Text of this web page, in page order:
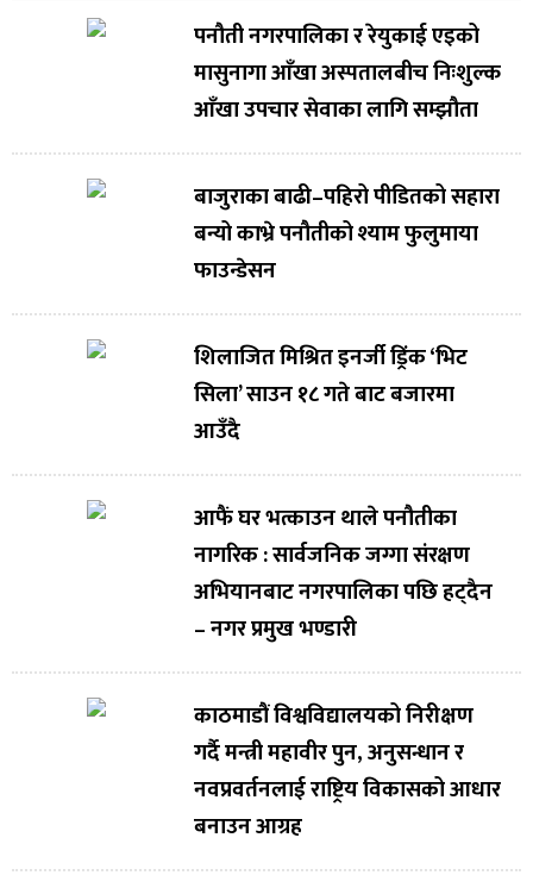
पनौती नगरपालिका र रेयुकाई एइको
मासुनागा आँखा अस्पतालबीच निःशुल्क
आँखा उपचार सेवाका लागि सम्झौता
बाजुराका बाढी–पहिरो पीडितको सहारा
बन्यो काभ्रे पनौतीको श्याम फुलुमाया
फाउन्डेसन
शिलाजित मिश्रित इनर्जी ड्रिंक ‘भिट
सिला’ साउन १८ गते बाट बजारमा
आउँदै
आफैं घर भत्काउन थाले पनौतीका
नागरिक : सार्वजनिक जग्गा संरक्षण
अभियानबाट नगरपालिका पछि हट्दैन
– नगर प्रमुख भण्डारी
काठमाडौं विश्वविद्यालयको निरीक्षण
गर्दै मन्त्री महावीर पुन, अनुसन्धान र
नवप्रवर्तनलाई राष्ट्रिय विकासको आधार
बनाउन आग्रह